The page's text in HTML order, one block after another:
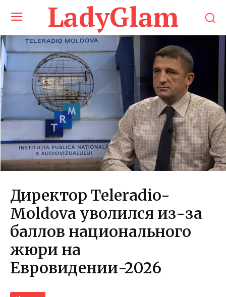
LadyGlam
Директор Teleradio-
Moldova уволился из-за
баллов национального
жюри на
Евровидении-2026